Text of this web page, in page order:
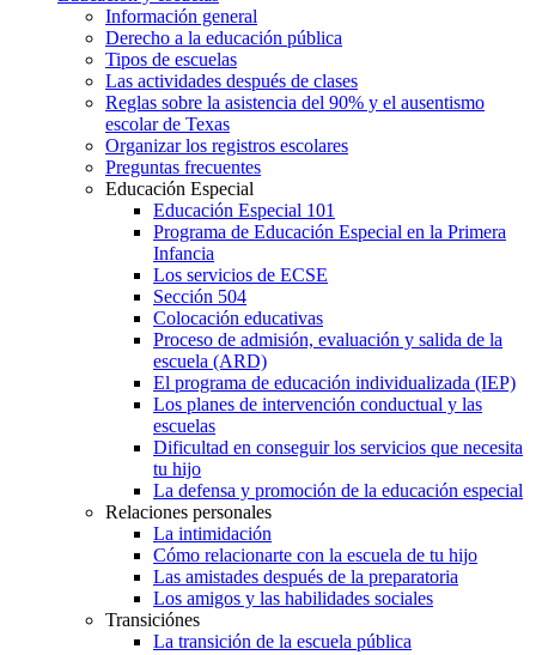
Información general
Derecho a la educación pública
Tipos de escuelas
Las actividades después de clases
Reglas sobre la asistencia del 90% y el ausentismo
escolar de Texas
Organizar los registros escolares
Preguntas frecuentes
Educación Especial
Educación Especial 101
Programa de Educación Especial en la Primera
Infancia
Los servicios de ECSE
Sección 504
Colocación educativas
Proceso de admisión, evaluación y salida de la
escuela (ARD)
El programa de educación individualizada (IEP)
Los planes de intervención conductual y las
escuelas
Dificultad en conseguir los servicios que necesita
tu hijo
La defensa y promoción de la educación especial
Relaciones personales
La intimidación
Cómo relacionarte con la escuela de tu hijo
Las amistades después de la preparatoria
Los amigos y las habilidades sociales
Transiciónes
La transición de la escuela pública